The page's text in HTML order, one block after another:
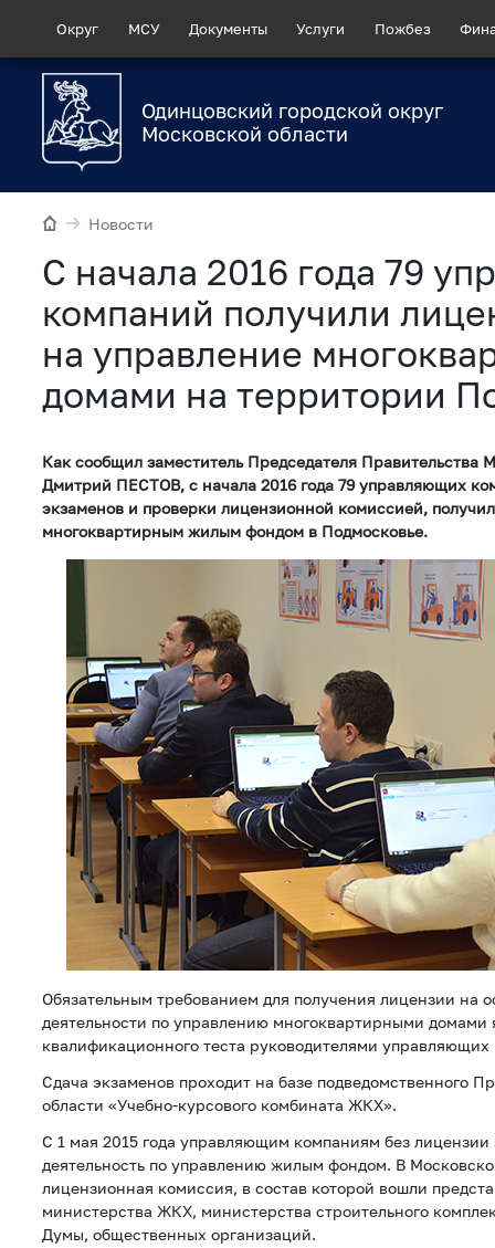
Округ МСУ Документы Услуги Пожбез
Одинцовский городской округ
Московской области
Новости
С начала 2016 года 79
компаний получили
на управление
домами на территории
Как сообщил заместитель Председателя Правительства
Дмитрий ПЕСТОВ, с начала 2016 года 79 управляющих
экзаменов и проверки лицензионной комиссией,
многоквартирным жилым фондом в Подмосковье.
Обязательным требованием для получения лицензии на
деятельности по управлению многоквартирными домами
квалификационного теста руководителями
Сдача экзаменов проходит на базе подведомственного
области «Учебно-курсового комбината ЖКХ».
С 1 мая 2015 года управляющим компаниям без лицензии
деятельность по управлению жилым фондом. В
лицензионная комиссия, в состав которой вошли
министерства ЖКХ, министерства строительного
Думы, общественных организаций.